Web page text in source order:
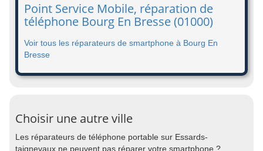
Point Service Mobile, réparation de
téléphone Bourg En Bresse (01000)
Voir tous les réparateurs de smartphone à Bourg En
Bresse
Choisir une autre ville
Les réparateurs de téléphone portable sur Essards-
taignevaux ne peuvent pas réparer votre smartphone ?